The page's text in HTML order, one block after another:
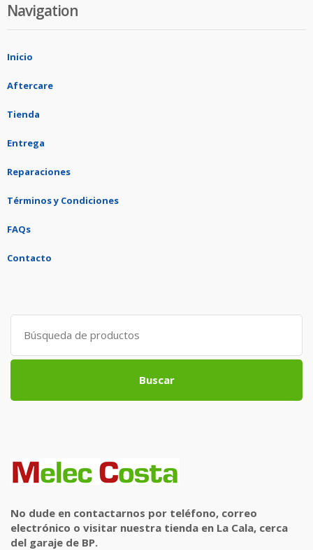
Navigation
Inicio
Aftercare
Tienda
Entrega
Reparaciones
Términos y Condiciones
FAQs
Contacto
Search
for:
Buscar
No dude en contactarnos por teléfono, correo
electrónico o visitar nuestra tienda en La Cala, cerca
del garaje de BP.